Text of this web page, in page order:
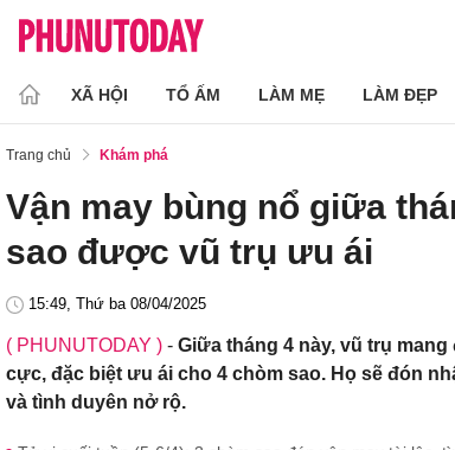
XÃ HỘI TỔ ẤM LÀM MẸ LÀM ĐẸP
Trang chủ Khám phá
Vận may bùng nổ giữa
sao được vũ trụ ưu ái
15:49, Thứ ba 08/04/2025
( PHUNUTODAY ) - Giữa tháng 4 này, vũ trụ
cực, đặc biệt ưu ái cho 4 chòm sao. Họ sẽ đón
và tình duyên nở rộ.